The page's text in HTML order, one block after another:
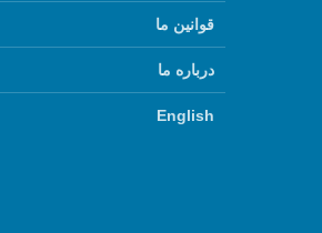
قوانین ما
درباره ما
English